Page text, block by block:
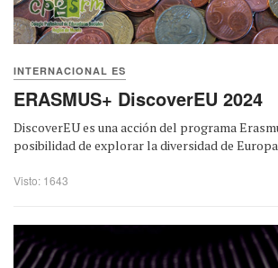
INTERNACIONAL ES
ERASMUS+ DiscoverEU 2024
DiscoverEU es una acción del programa
posibilidad de explorar la diversidad de
Visto: 1643